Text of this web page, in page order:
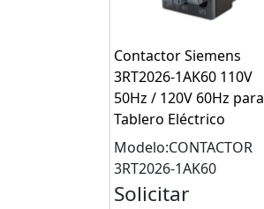
Contactor Siemens
3RT2026-1AK60 110V
50Hz / 120V 60Hz para
Tablero Eléctrico
Modelo:CONTACTOR
3RT2026-1AK60
Solicitar